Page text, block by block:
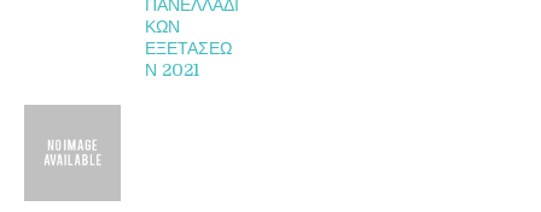
ΠΑΝΕΛΛΑΔΙ
ΚΩΝ
ΕΞΕΤΑΣΕΩ
Ν 2021